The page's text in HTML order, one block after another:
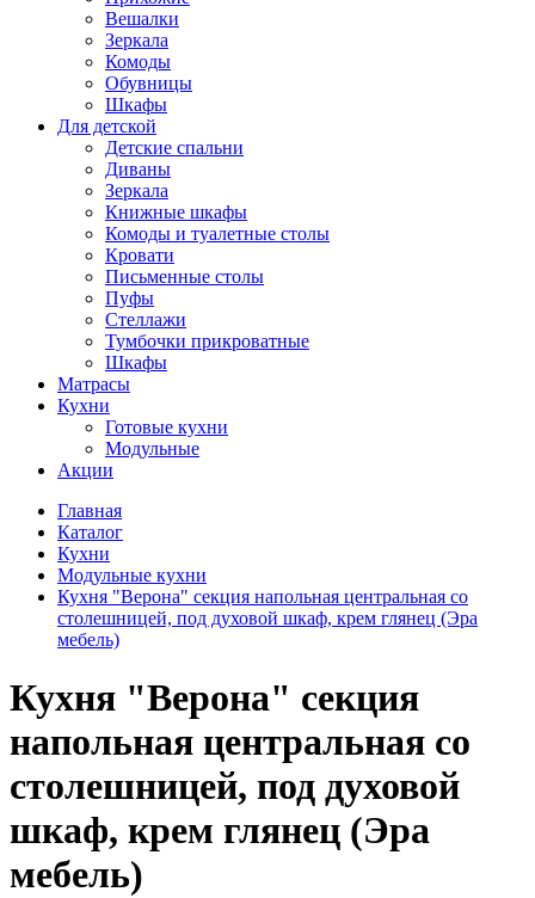
Вешалки
Зеркала
Комоды
Обувницы
Шкафы
Для детской
Детские спальни
Диваны
Зеркала
Книжные шкафы
Комоды и туалетные столы
Кровати
Письменные столы
Пуфы
Стеллажи
Тумбочки прикроватные
Шкафы
Матрасы
Кухни
Готовые кухни
Модульные
Акции
Главная
Каталог
Кухни
Модульные кухни
Кухня "Верона" секция напольная центральная со
столешницей, под духовой шкаф, крем глянец (Эра
мебель)
Кухня "Верона" секция
напольная центральная со
столешницей, под духовой
шкаф, крем глянец (Эра
мебель)